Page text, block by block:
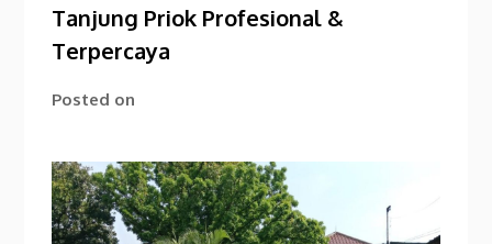
Tanjung Priok Profesional &
Terpercaya
Posted on